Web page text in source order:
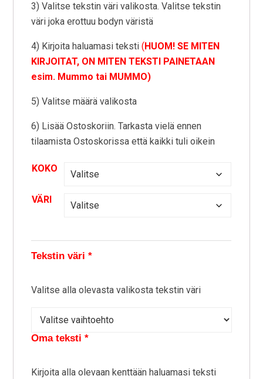
3) Valitse tekstin väri valikosta. Valitse tekstin
väri joka erottuu bodyn väristä
4) Kirjoita haluamasi teksti( HUOM! SE MITEN
KIRJOITAT, ON MITEN TEKSTI PAINETAAN
esim. Mummo tai MUMMO)
5) Valitse määrä valikosta
6) Lisää Ostoskoriin. Tarkasta vielä ennen
tilaamista Ostoskorissa että kaikki tuli oikein
KOKO
VÄRI
Tekstin väri *
Valitse alla olevasta valikosta tekstin väri
Oma teksti *
Kirjoita alla olevaan kenttään haluamasi teksti